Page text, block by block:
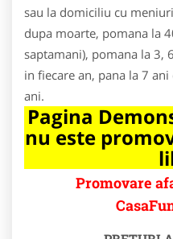
sau la domiciliu cu
dupa moarte, pomana la
saptamani), pomana la 3,
in fiecare an, pana la 7
ani.
Pagina
nu este
Promovare